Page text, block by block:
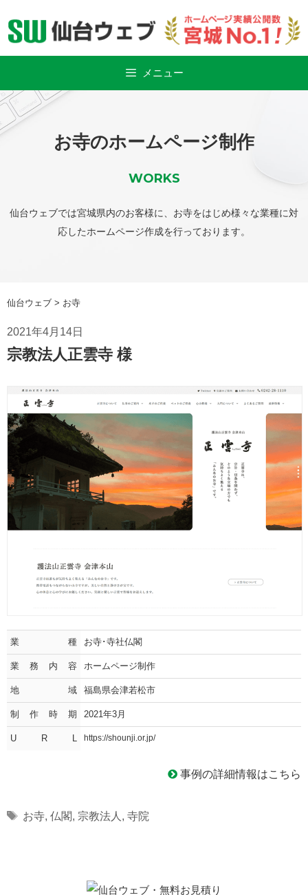
メニュー
お寺のホームページ制作
WORKS
仙台ウェブでは宮城県内のお客様に、お寺をはじめ様々な業種に対
応したホームページ作成を行っております。
仙台ウェブ > お寺
2021年4月14日
宗教法人正雲寺 様
業種 お寺･寺社仏閣
業務内容 ホームページ制作
地域 福島県会津若松市
制作時期 2021年3月
U R L https://shounji.or.jp/
事例の詳細情報はこちら
Tags
お寺, 仏閣, 宗教法人 , 寺院